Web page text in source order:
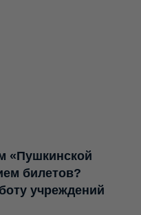
«Пушкинской
билетов?
учреждений